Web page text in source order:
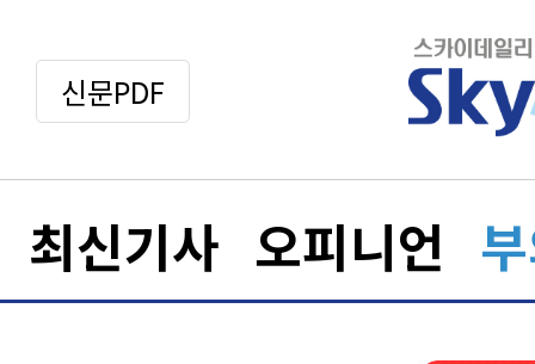
신문PDF
최신기사 오피니언